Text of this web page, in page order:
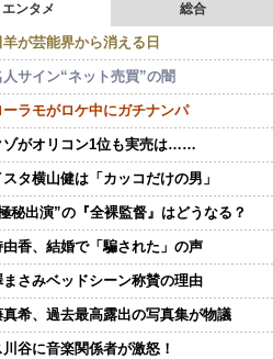
エンタメ 総合
が芸能界から消える日
人サイン“ネット売買”の闇
ーラモがロケ中にガチナンパ
ゾがオリコン1位も実売は……
タ横山健は「カッコだけの男」
秘出演”の『全裸監督』はどうなる？
由香、結婚で「騙された」の声
まさみベッドシーン称賛の理由
真希、過去最高露出の写真集が物議
谷に音楽関係者が激怒！